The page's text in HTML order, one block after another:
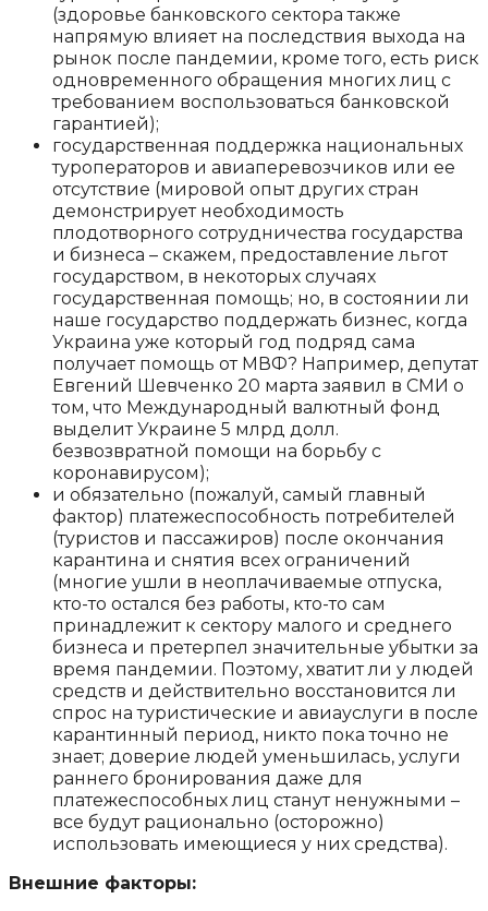
(здоровье банковского сектора также
напрямую влияет на последствия выхода на
рынок после пандемии, кроме того, есть риск
одновременного обращения многих лиц с
требованием воспользоваться банковской
гарантией);
государственная поддержка национальных
туроператоров и авиаперевозчиков или ее
отсутствие (мировой опыт других стран
демонстрирует необходимость
плодотворного сотрудничества государства
и бизнеса – скажем, предоставление льгот
государством, в некоторых случаях
государственная помощь; но, в состоянии ли
наше государство поддержать бизнес, когда
Украина уже который год подряд сама
получает помощь от МВФ? Например, депутат
Евгений Шевченко 20 марта заявил в СМИ о
том, что Международный валютный фонд
выделит Украине 5 млрд долл.
безвозвратной помощи на борьбу с
коронавирусом);
и обязательно (пожалуй, самый главный
фактор) платежеспособность потребителей
(туристов и пассажиров) после окончания
карантина и снятия всех ограничений
(многие ушли в неоплачиваемые отпуска,
кто-то остался без работы, кто-то сам
принадлежит к сектору малого и среднего
бизнеса и претерпел значительные убытки за
время пандемии. Поэтому, хватит ли у людей
средств и действительно восстановится ли
спрос на туристические и авиауслуги в после
карантинный период, никто пока точно не
знает; доверие людей уменьшилась, услуги
раннего бронирования даже для
платежеспособных лиц станут ненужными –
все будут рационально (осторожно)
использовать имеющиеся у них средства).
Внешние факторы: